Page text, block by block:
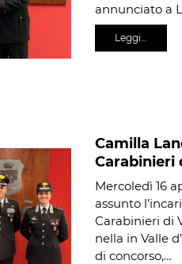
annunciato a
Leggi…
Camilla
Carabinieri
Mercoledì 16
assunto
Carabinieri di
nella in Valle
di concorso,…